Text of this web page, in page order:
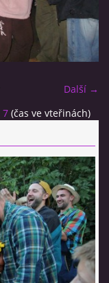
Další →
7 (čas ve vteřinách)